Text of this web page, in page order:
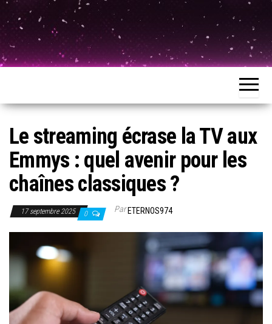
Le streaming écrase la TV aux
Emmys : quel avenir pour les
chaînes classiques ?
17 septembre 2025 0 ParETERNOS974